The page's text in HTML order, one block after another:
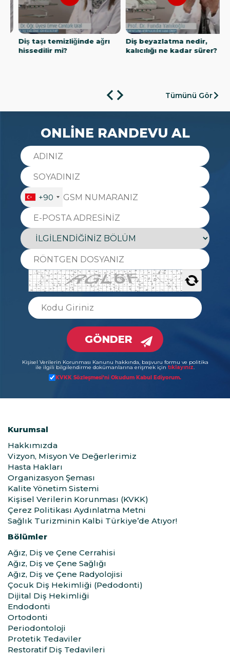
Diş taşı temizliğinde ağrı
hissedilir mi?
Diş beyazlatma nedir,
kalıcılığı ne kadar sürer?
Tümünü Gör
ONLİNE RANDEVU AL
+90
GÖNDER
Kişisel Verilerin Korunması Kanunu hakkında, başvuru formu ve politika
ile ilgili bilgilendirme dokümanlarına erişmek için tıklayınız.
KVKK Sözleşmesi’ni Okudum Kabul Ediyorum.
Kurumsal
Hakkımızda
Vizyon, Misyon Ve Değerlerimiz
Hasta Hakları
Organizasyon Şeması
Kalite Yönetim Sistemi
Kişisel Verilerin Korunması (KVKK)
Çerez Politikası Aydınlatma Metni
Sağlık Turizminin Kalbi Türkiye’de Atıyor!
Bölümler
Ağız, Diş ve Çene Cerrahisi
Ağız, Diş ve Çene Sağlığı
Ağız, Diş ve Çene Radyolojisi
Çocuk Diş Hekimliği (Pedodonti)
Dijital Diş Hekimliği
Endodonti
Ortodonti
Periodontoloji
Protetik Tedaviler
Restoratif Diş Tedavileri